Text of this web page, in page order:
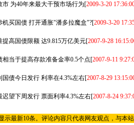
市 为40年来最大干预市场行为[2009-3-20
机买国债 打开通胀"潘多拉魔盒"?[2009-3-20
高国债限额 达9.815万亿美元[2007-9-28
相当于提高存款准备金率0.5个点[2007-9-11
国债今日发行 利率在4.3%左右[2007-8-29
迟望下周发行 票面利率4.3%左右[2007-8-24
显示最新10条。评论内容只代表网友观点，与本